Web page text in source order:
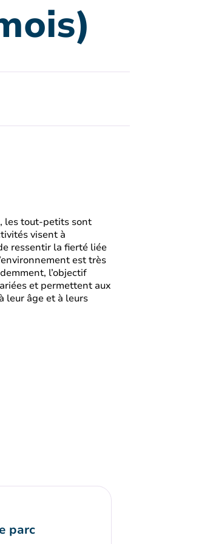
les tout-petits sont
visent à
ressentir la fierté liée
est très
l’objectif
et permettent aux
leur âge et à leurs
parc